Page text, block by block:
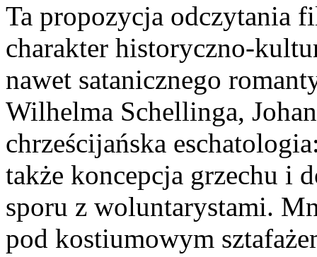
Ta propozycja odczytania
charakter historyczno-
nawet satanicznego
Wilhelma Schellinga,
chrześcijańska
także koncepcja grzechu i
sporu z woluntarystami.
pod kostiumowym